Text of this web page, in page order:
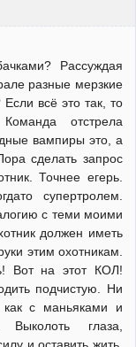
Рассуждая
разные мерзкие
всё это так, то
отстрела
вампиры это, а
сделать запрос
Точнее егерь.
супертролем.
с теми моими
должен иметь
этим охотникам.
Вот на этот КОЛ!
подчистую. Ни
как с маньяками и
глаза,